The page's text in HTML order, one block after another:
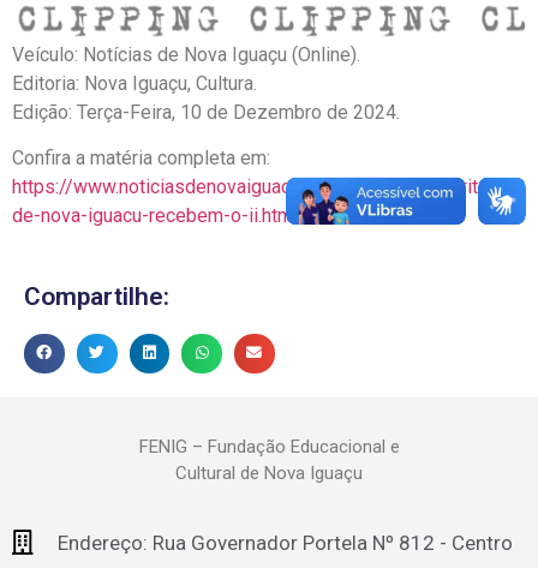
Veículo: Notícias de Nova Iguaçu (Online).
Editoria: Nova Iguaçu, Cultura.
Edição: Terça-Feira, 10 de Dezembro de 2024.
Confira a matéria completa em:
https://www.noticiasdenovaiguacu.com/2024/12/escritores-
de-nova-iguacu-recebem-o-ii.html#more
Compartilhe:
FENIG – Fundação Educacional e
Cultural de Nova Iguaçu
Endereço: Rua Governador Portela Nº 812 - Centro